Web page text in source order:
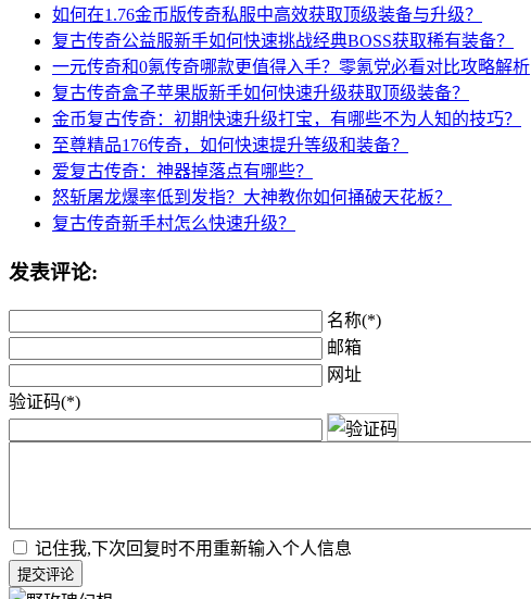
如何在1.76金币版传奇私服中高效获取顶级装备与升级？
复古传奇公益服新手如何快速挑战经典BOSS获取稀有装备？
一元传奇和0氪传奇哪款更值得入手？零氪党必看对比攻略解析
复古传奇盒子苹果版新手如何快速升级获取顶级装备？
金币复古传奇：初期快速升级打宝，有哪些不为人知的技巧？
至尊精品176传奇，如何快速提升等级和装备？
爱复古传奇：神器掉落点有哪些？
怒斩屠龙爆率低到发指？大神教你如何捅破天花板？
复古传奇新手村怎么快速升级？
发表评论:
名称(*)
邮箱
网址
验证码(*)
记住我,下次回复时不用重新输入个人信息
提交评论